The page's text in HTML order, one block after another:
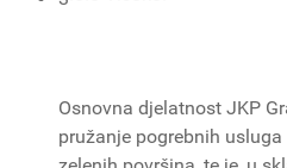
Osnovna djelatnost JKP
pružanje pogrebnih